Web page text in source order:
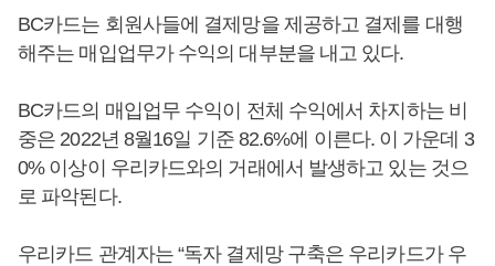
BC카드는 회원사들에 결제망을 제공하고 결제를 대행
해주는 매입업무가 수익의 대부분을 내고 있다.
BC카드의 매입업무 수익이 전체 수익에서 차지하는 비
중은 2022년 8월16일 기준 82.6%에 이른다. 이 가운데 3
0% 이상이 우리카드와의 거래에서 발생하고 있는 것으
로 파악된다.
우리카드 관계자는 “독자 결제망 구축은 우리카드가 우